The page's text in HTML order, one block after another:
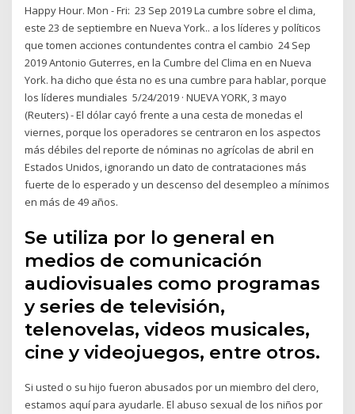
Happy Hour. Mon - Fri: 23 Sep 2019 La cumbre sobre el clima,
este 23 de septiembre en Nueva York.. a los líderes y políticos
que tomen acciones contundentes contra el cambio 24 Sep
2019 Antonio Guterres, en la Cumbre del Clima en en Nueva
York. ha dicho que ésta no es una cumbre para hablar, porque
los líderes mundiales 5/24/2019 · NUEVA YORK, 3 mayo
(Reuters) - El dólar cayó frente a una cesta de monedas el
viernes, porque los operadores se centraron en los aspectos
más débiles del reporte de nóminas no agrícolas de abril en
Estados Unidos, ignorando un dato de contrataciones más
fuerte de lo esperado y un descenso del desempleo a mínimos
en más de 49 años.
Se utiliza por lo general en
medios de comunicación
audiovisuales como programas
y series de televisión,
telenovelas, videos musicales,
cine y videojuegos, entre otros.
Si usted o su hijo fueron abusados por un miembro del clero,
estamos aquí para ayudarle. El abuso sexual de los niños por